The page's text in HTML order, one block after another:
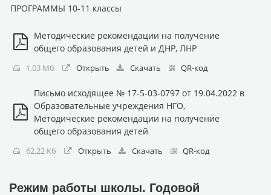
ПРОГРАММЫ 10-11 классы
Методические рекомендации на получение
общего образования детей и ДНР, ЛНР
1,03 Мб Открыть Скачать QR-код
Письмо исходящее № 17-5-03-0797 от 19.04.2022 в
Образовательные учреждения НГО,
Методические рекомендации на получение
общего образования детей
62,22 Кб Открыть Скачать QR-код
Режим работы школы. Годовой